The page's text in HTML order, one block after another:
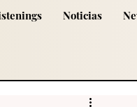
Noticias